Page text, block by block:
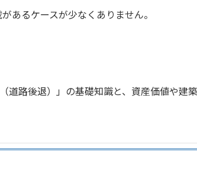
あるケースが少なくありません。
路後退）」の基礎知識と、資産価値や建